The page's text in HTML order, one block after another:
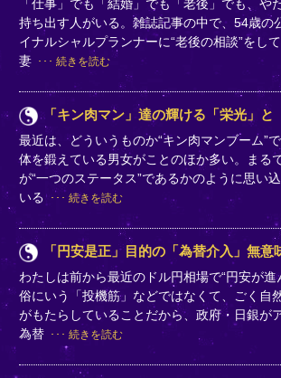
「仕事」でも「結婚」でも「老後」でも、や
持ち出す人がいる。雑誌記事の中で、54歳の
イナルシャルプランナーに“老後の相談”をし
妻
続きを読む
「キン肉マン」達の輝ける「栄光」と
最近は、どういうものか“キン肉マンブーム”
体を鍛えている男女がことのほか多い。まる
が“一つのステータス”であるかのように思い
いる
続きを読む
「円安是正」目的の「為替介入」無意
わたしは前から最近のドル円相場で“円安が進
俗にいう「投機筋」などではなくて、ごく自
がもたらしていることだから、政府・日銀が
為替
続きを読む